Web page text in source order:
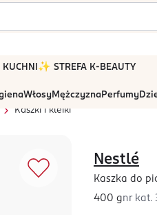
KUCHNI ✨ STREFA K-BEAUTY
WłosyMężczyznaPerfumy
Kaszki i kleiki
Nestlé
Kaszka do
400 gnr kat.